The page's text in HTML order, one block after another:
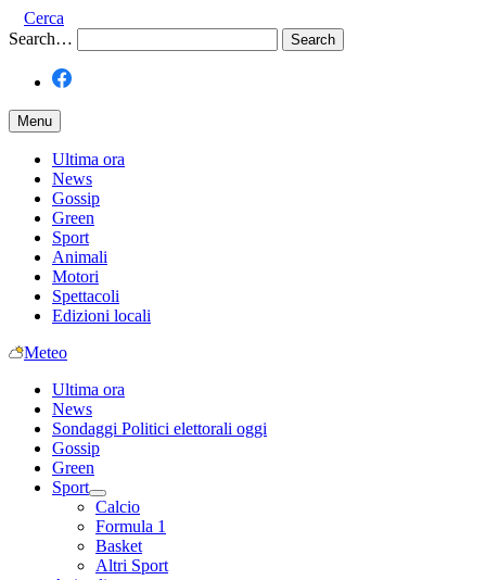
Cerca
Search…
Menu
Ultima ora
News
Gossip
Green
Sport
Animali
Motori
Spettacoli
Edizioni locali
Meteo
Ultima ora
News
Sondaggi Politici elettorali oggi
Gossip
Green
Sport
Calcio
Formula 1
Basket
Altri Sport